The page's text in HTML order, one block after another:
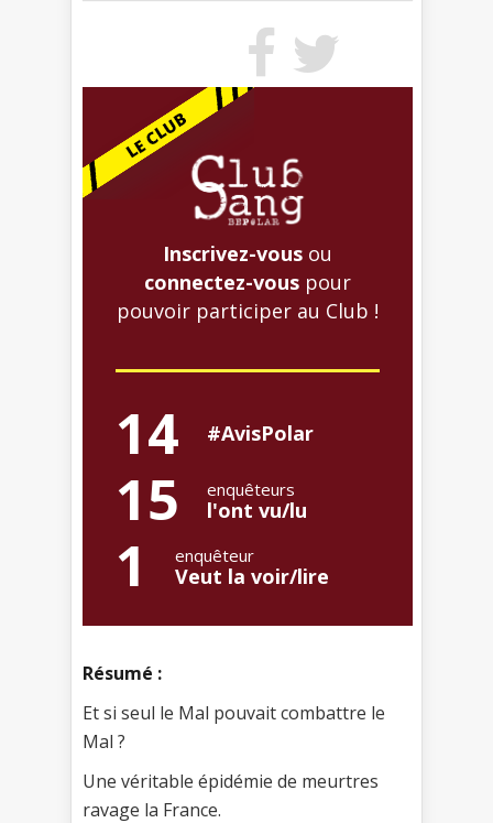
Inscrivez-vous ou
connectez-vous pour
pouvoir participer au Club !
14 #AvisPolar
15 enquêteurs
l'ont vu/lu
1 enquêteur
Veut la voir/lire
Résumé :
Et si seul le Mal pouvait combattre le
Mal ?
Une véritable épidémie de meurtres
ravage la France.